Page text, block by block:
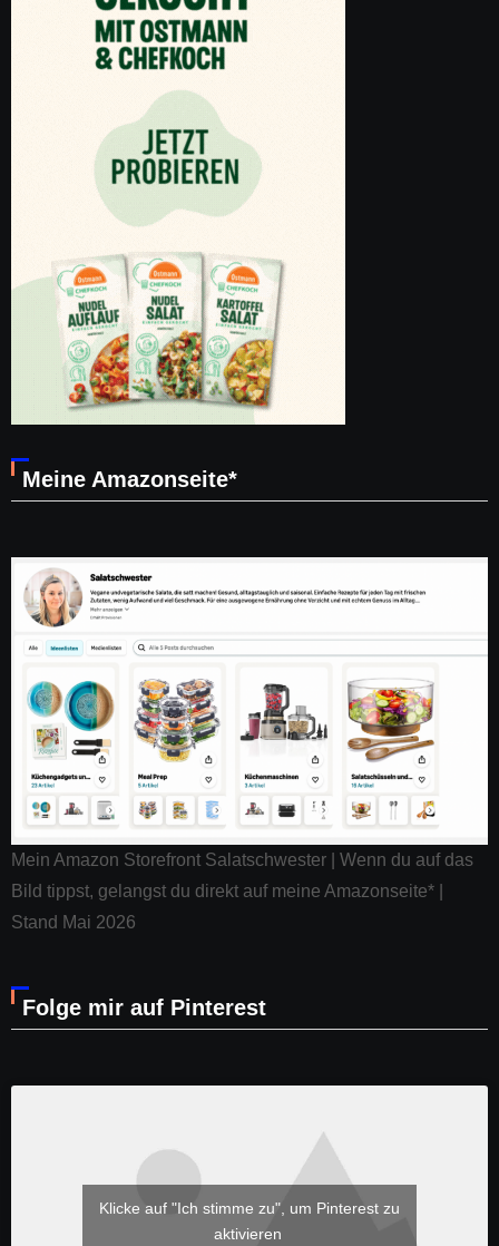
Meine Amazonseite*
Mein Amazon Storefront Salatschwester | Wenn du auf das
Bild tippst, gelangst du direkt auf meine Amazonseite* |
Stand Mai 2026
Folge mir auf Pinterest
Klicke auf "Ich stimme zu", um Pinterest zu
aktivieren